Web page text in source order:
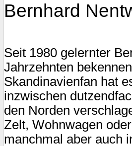
Bernhard
Seit 1980 gelernter
Jahrzehnten
Skandinavienfan hat
inzwischen
den Norden
Zelt, Wohnwagen
manchmal aber auch